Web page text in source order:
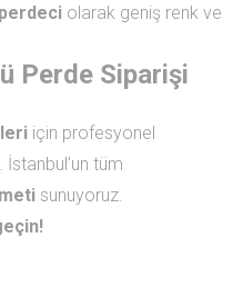
olarak geniş renk ve
Perde Siparişi
için profesyonel
tüm
sunuyoruz.